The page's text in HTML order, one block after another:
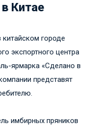
Китае
китайском городе
экспортного центра
ярмарка «Сделано в
представят
имбирных пряников